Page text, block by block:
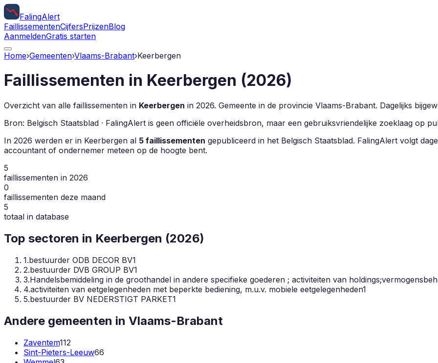
FalingAlert
FaillissementenCijfersPrijzenBlog
AanmeldenGratis starten
Home›Gemeenten›Vlaams-Brabant›Keerbergen
Faillissementen in Keerbergen (2026)
Overzicht van alle faillissementen in Keerbergen in 2026. Gemeente in de provincie Vlaams-Brabant. Dagelijks
Bron: Belgisch Staatsblad · FalingAlert is geen officiële overheidsbron, maar een gebruiksvriendelijke zoeklaag op
In 2026 werden er in Keerbergen al 5 faillissementen gepubliceerd in het Belgisch Staatsblad. FalingAlert volgt
accountant of ondernemer meteen op de hoogte bent.
5
faillissementen in 2026
0
faillissementen deze maand
5
totaal in database
Top sectoren in Keerbergen (2026)
1.bestuurder ODB DECOR BV1
2.bestuurder DVB GROUP BV1
3.Handelsbemiddeling in de groothandel in andere specifieke goederen ; activiteiten van
4.activiteiten van eetgelegenheden met beperkte bediening, m.u.v. mobiele eetgelegenheden1
5.bestuurder BV NEDERSTIGT PARKET1
Andere gemeenten in Vlaams-Brabant
Zaventem112
Sint-Pieters-Leeuw66